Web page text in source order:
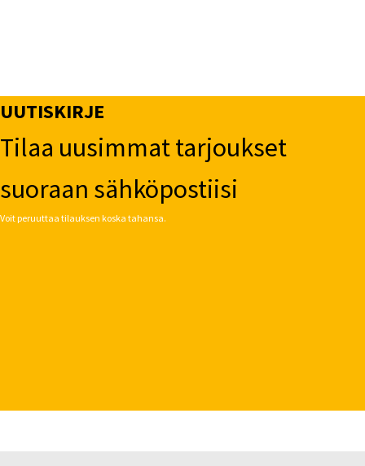
UUTISKIRJE
Tilaa uusimmat tarjoukset
suoraan sähköpostiisi
Voit peruuttaa tilauksen koska tahansa.